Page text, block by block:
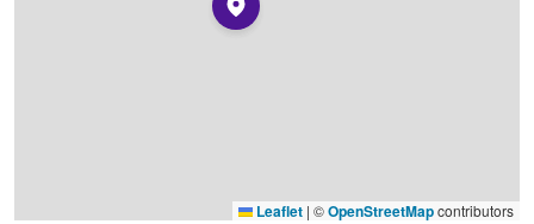
Leaflet | ©OpenStreetMapcontributors